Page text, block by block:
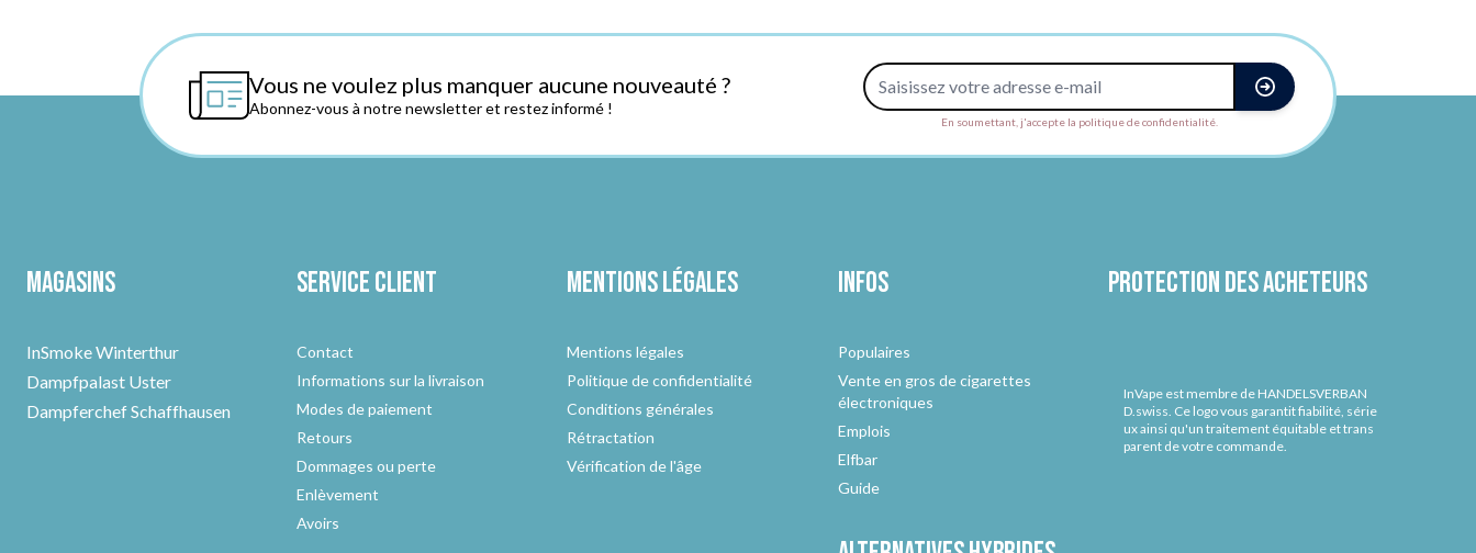
Vous ne voulez plus manquer aucune nouveauté ?
Abonnez-vous à notre newsletter et restez informé !
Adresse e-mail
En soumettant, j'accepte la politique de confidentialité.
Magasins
InSmoke Winterthur
Dampfpalast Uster
Dampferchef Schaffhausen
Service client
Contact
Informations sur la livraison
Modes de paiement
Retours
Dommages ou perte
Enlèvement
Avoirs
Mentions légales
Mentions légales
Politique de confidentialité
Conditions générales
Rétractation
Vérification de l'âge
Infos
Populaires
Vente en gros de cigarettes
électroniques
Emplois
Elfbar
Guide
Protection des acheteurs
InVape est membre de HANDELSVERBAN
D.swiss. Ce logo vous garantit fiabilité, série
ux ainsi qu'un traitement équitable et trans
parent de votre commande.